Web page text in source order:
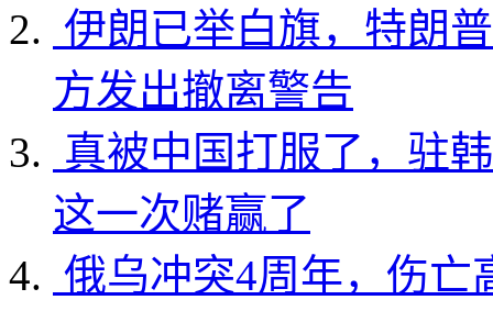
伊朗已举白旗，特朗
方发出撤离警告
真被中国打服了，驻
这一次赌赢了
俄乌冲突4周年，伤亡